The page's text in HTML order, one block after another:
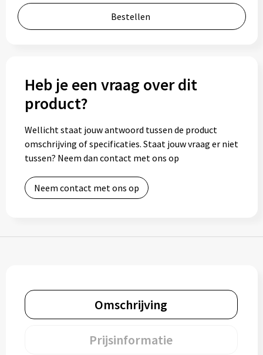
Glazen
Snoep
Muntjes
Paraplu's
Stormparaplu's
Opvouwbare paraplu's
Technologie
Bestellen
Heb je een vraag over dit
product?
Wellicht staat jouw antwoord tussen de product
omschrijving of specificaties. Staat jouw vraag er niet
tussen? Neem dan contact met ons op
Neem contact met ons op
Omschrijving
Prijsinformatie